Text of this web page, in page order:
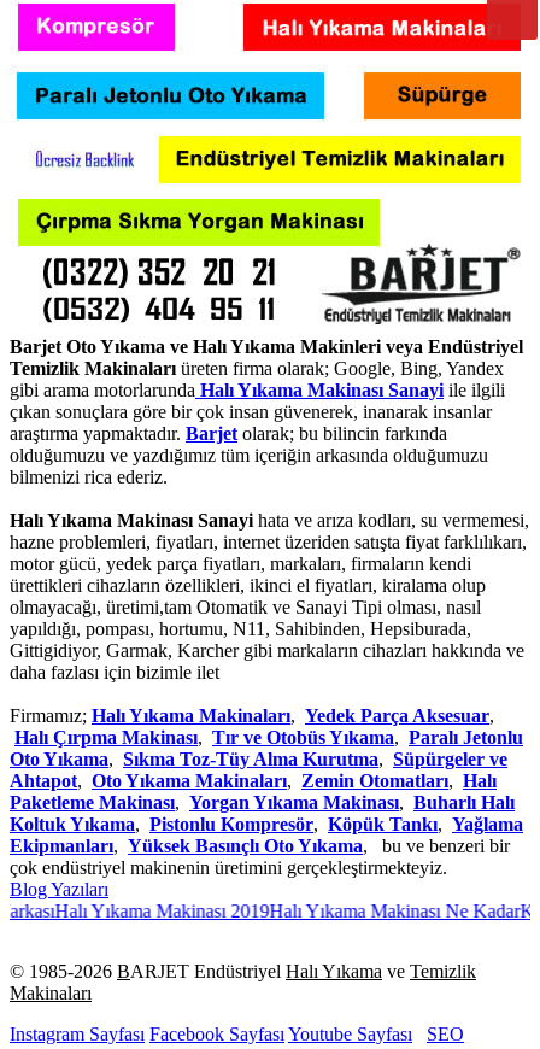
Barjet Oto Yıkama ve Halı Yıkama Makinleri veya Endüstriyel
Temizlik Makinalarıüreten firma olarak; Google, Bing, Yandex
gibi arama motorlarunda Halı Yıkama Makinası Sanayiile ilgili
çıkan sonuçlara göre bir çok insan güvenerek, inanarak insanlar
araştırma yapmaktadır. Barjetolarak; bu bilincin farkında
olduğumuzu ve yazdığımız tüm içeriğin arkasında olduğumuzu
bilmenizi rica ederiz.
Halı Yıkama Makinası Sanayihata ve arıza kodları, su vermemesi,
hazne problemleri, fiyatları, internet üzeriden satışta fiyat farklılıkarı,
motor gücü, yedek parça fiyatları, markaları, firmaların kendi
ürettikleri cihazların özellikleri, ikinci el fiyatları, kiralama olup
olmayacağı, üretimi,tam Otomatik ve Sanayi Tipi olması, nasıl
yapıldığı, pompası, hortumu, N11, Sahibinden, Hepsiburada,
Gittigidiyor, Garmak, Karcher gibi markaların cihazları hakkında ve
daha fazlası için bizimle ilet
Firmamız; Halı Yıkama Makinaları, Yedek Parça Aksesuar,
Halı Çırpma Makinası, Tır ve Otobüs Yıkama, Paralı Jetonlu
Oto Yıkama, Sıkma Toz-Tüy Alma Kurutma, Süpürgeler ve
Ahtapot, Oto Yıkama Makinaları, Zemin Otomatları, Halı
Paketleme Makinası, Yorgan Yıkama Makinası, Buharlı Halı
Koltuk Yıkama, Pistonlu Kompresör, Köpük Tankı, Yağlama
Ekipmanları, Yüksek Basınçlı Oto Yıkama, bu ve benzeri bir
çok endüstriyel makinenin üretimini gerçekleştirmekteyiz.
Blog Yazıları
Halı Yıkama Makinası 2019Halı Yıkama Makinası Ne Kadar
© 1985-2026 BARJET Endüstriyel Halı Yıkama ve Temizlik
Makinaları
Instagram Sayfası Facebook SayfasıYoutube Sayfası SEO